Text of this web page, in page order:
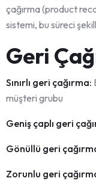
çağırma (product
sistemi, bu süreci
Geri
Sınırlı geri çağırma:
müşteri grubu
Geniş çaplı geri
Gönüllü geri
Zorunlu geri